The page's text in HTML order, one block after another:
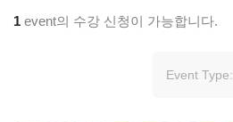
1 event의 수강 신청이 가능합니다.
Event Type: